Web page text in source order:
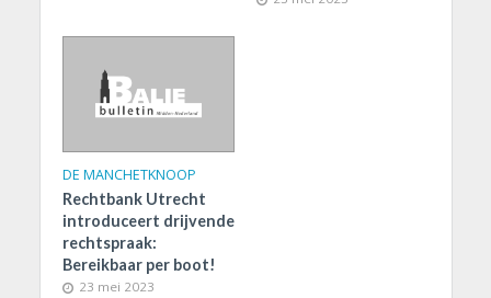
DE MANCHETKNOOP
Rechtbank Utrecht
introduceert drijvende
rechtspraak:
Bereikbaar per boot!
23 mei 2023